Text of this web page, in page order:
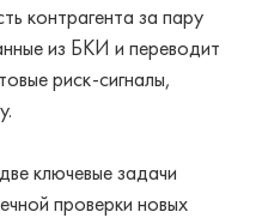
контрагента за пару
из БКИ и переводит
риск-сигналы,
ключевые задачи
проверки новых